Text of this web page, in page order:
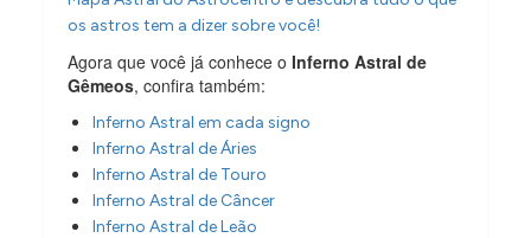
os astros tem a dizer sobre você!
Agora que você já conhece oInferno Astral de
Gêmeos, confira também:
Inferno Astral em cada signo
Inferno Astral de Áries
Inferno Astral de Touro
Inferno Astral de Câncer
Inferno Astral de Leão